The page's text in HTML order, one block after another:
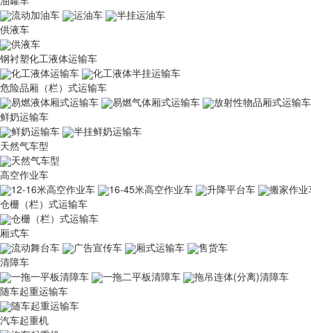
流动加油车
运油车
半挂运油车
供液车
供液车
钢衬塑化工液体运输车
化工液体运输车
化工液体半挂运输车
危险品厢（栏）式运输车
易燃液体厢式运输车
易燃气体厢式运输车
放射性物品厢式运输车
鲜奶运输车
鲜奶运输车
半挂鲜奶运输车
天然气车型
天然气车型
高空作业车
12-16米高空作业车
16-45米高空作业车 升降平台车
搬家作业
仓栅（栏）式运输车
仓栅（栏）式运输车
厢式车
流动舞台车
广告宣传车 厢式运输车
售货车
清障车
一拖一平板清障车
一拖二平板清障车
拖吊连体(分离)清障车
随车起重运输车
随车起重运输车
汽车起重机